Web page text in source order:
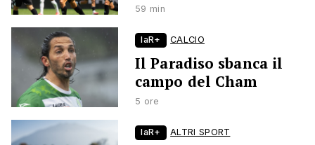
59 min
laR+ CALCIO
Il Paradiso sbanca il
campo del Cham
5 ore
laR+ ALTRI SPORT